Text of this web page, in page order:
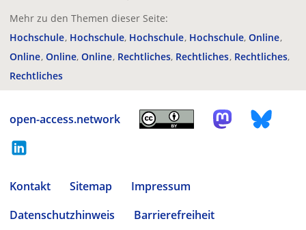
Mehr zu den Themen dieser Seite:
Hochschule Hochschule Hochschule Hochschule Online
Online Online Online Rechtliches Rechtliches Rechtliches
Rechtliches
open-access.network
Kontakt Sitemap
Impressum
Datenschutzhinweis
Barrierefreiheit